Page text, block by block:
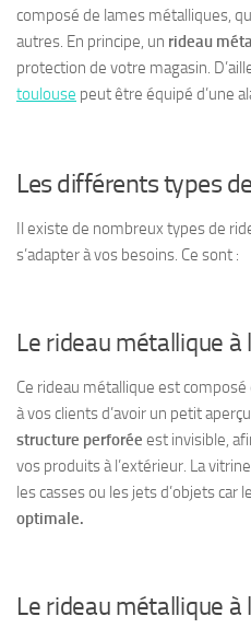
composé de lames métalliques,
autres. En principe, un rideau
protection de votre magasin.
toulouse peut être équipé d’une
Les différents types
Il existe de nombreux types de
s’adapter à vos besoins. Ce sont :
Le rideau métallique
Ce rideau métallique est composé
à vos clients d’avoir un petit
structure perforée est invisible,
vos produits à l’extérieur. La
les casses ou les jets d’objets car
optimale.
Le rideau métallique à